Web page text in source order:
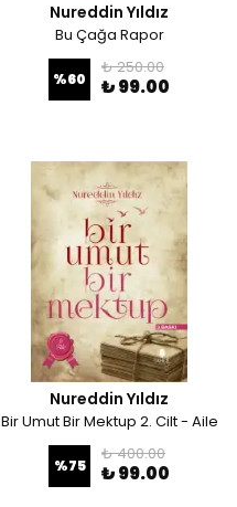
Nureddin Yıldız
Bu Çağa Rapor
%60
₺ 250.00
₺ 99.00
Nureddin Yıldız
Bir Umut Bir Mektup 2. Cilt - Aile
%75
₺ 400.00
₺ 99.00